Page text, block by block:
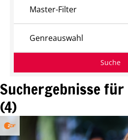
Suchergebnisse für
(4)
Master-Filter
Genreauswahl
Suche